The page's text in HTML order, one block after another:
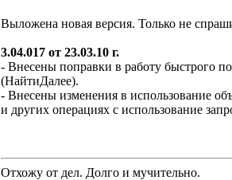
Выложена новая версия. Только не
3.04.017 от 23.03.10 г.
- Внесены поправки в работу быстрого
(НайтиДалее).
- Внесены изменения в использование
и других операциях с использование
Отхожу от дел. Долго и мучительно.